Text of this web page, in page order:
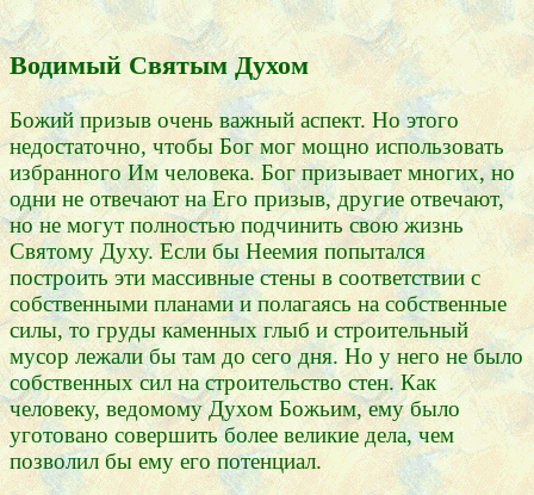
Водимый Святым Духом
Божий призыв очень важный аспект. Но этого
недостаточно, чтобы Бог мог мощно использовать
избранного Им человека. Бог призывает многих, но
одни не отвечают на Его призыв, другие отвечают,
но не могут полностью подчинить свою жизнь
Святому Духу. Если бы Неемия попытался
построить эти массивные стены в соответствии с
собственными планами и полагаясь на собственные
силы, то груды каменных глыб и строительный
мусор лежали бы там до сего дня. Но у него не было
собственных сил на строительство стен. Как
человеку, ведомому Духом Божьим, ему было
уготовано совершить более великие дела, чем
позволил бы ему его потенциал.